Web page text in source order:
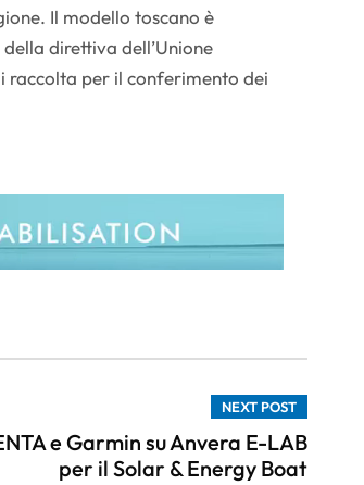
Il modello toscano è
direttiva dell’Unione
raccolta per il conferimento dei
NEXT POST
e Garmin su Anvera E-LAB
per il Solar & Energy Boat